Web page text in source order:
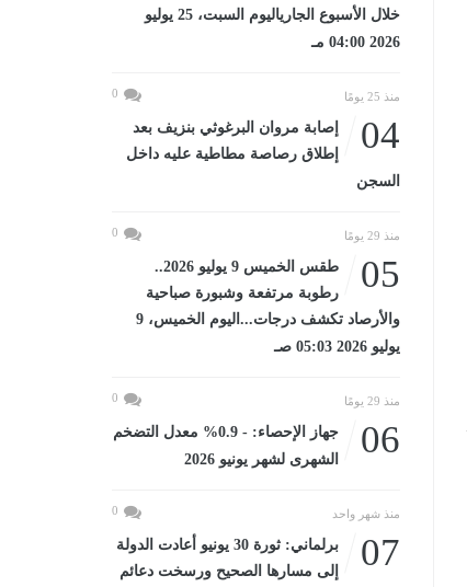
خلال الأسبوع الجارياليوم السبت، 25 يوليو
2026 04:00 مـ
منذ 25 يومًا 0
04
إصابة مروان البرغوثي بنزيف بعد
إطلاق رصاصة مطاطية عليه داخل
السجن
منذ 29 يومًا 0
05
طقس الخميس 9 يوليو 2026..
رطوبة مرتفعة وشبورة صباحية
والأرصاد تكشف درجات...اليوم الخميس، 9
يوليو 2026 05:03 صـ
منذ 29 يومًا 0
06
جهاز الإحصاء: - 0.9% معدل التضخم
الشهرى لشهر يونيو 2026
منذ شهر واحد 0
07
برلماني: ثورة 30 يونيو أعادت الدولة
إلى مسارها الصحيح ورسخت دعائم